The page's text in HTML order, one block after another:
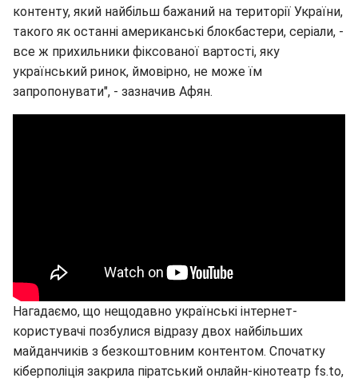
контенту, який найбільш бажаний на території України,
такого як останні американські блокбастери, серіали, -
все ж прихильники фіксованої вартості, яку
український ринок, ймовірно, не може їм
запропонувати", - зазначив Афян.
Нагадаємо, що нещодавно українські інтернет-
користувачі позбулися відразу двох найбільших
майданчиків з безкоштовним контентом. Спочатку
кіберполіція закрила піратський онлайн-кінотеатр fs.to,